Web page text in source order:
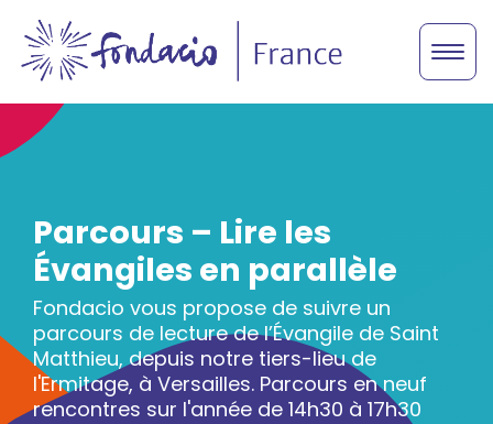
Parcours – Lire les
Évangiles en parallèle
Fondacio vous propose de suivre un
parcours de lecture de l’Évangile de Saint
Matthieu, depuis notre tiers-lieu de
l'Ermitage, à Versailles. Parcours en neuf
rencontres sur l'année de 14h30 à 17h30